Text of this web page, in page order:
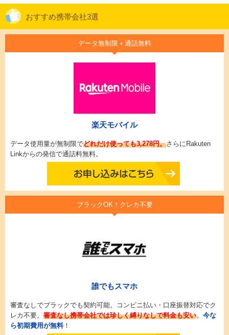
おすすめ携帯会社3選
データ無制限＋通話無料
楽天モバイル
データ使用量が無制限でどれだけ使っても3,278円。さらにRakuten
Linkからの発信で通話料無料。
ブラックOK！クレカ不要
誰でもスマホ
審査なしでブラックでも契約可能。コンビニ払い・口座振替対応でク
レカ不要。 審査なし携帯会社では珍しく縛りなしで料金も安い。 今な
ら初期費用が無料！